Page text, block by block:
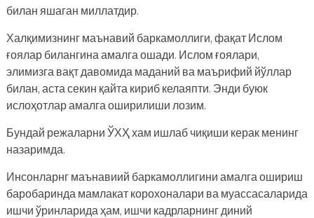
билан яшаган миллатдир.
Халқимизнинг маънавий баркамоллиги, фақат Ислом
ғоялар билангина амалга ошади. Ислом ғоялари,
элимизга вақт давомида маданий ва маърифий йўллар
билан, аста секин қайта кириб келаяпти. Энди буюк
ислоҳотлар амалга оширилиши лозим.
Бундай режаларни ЎХҲ хам ишлаб чиқиши керак менинг
назаримда.
Инсонларнг маънавиий баркамоллигини амалга ошириш
баробаринда мамлакат корохоналари ва муассасаларида
ишчи ўринларида ҳам, ишчи кадрларнинг диний